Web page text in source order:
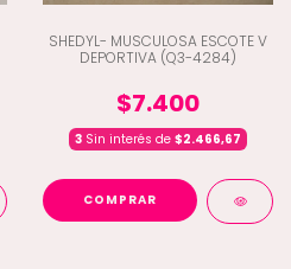
SHEDYL- MUSCULOSA ESCOTE V
DEPORTIVA (Q3-4284)
$7.400
3 Sin interés de $2.466,67
COMPRAR